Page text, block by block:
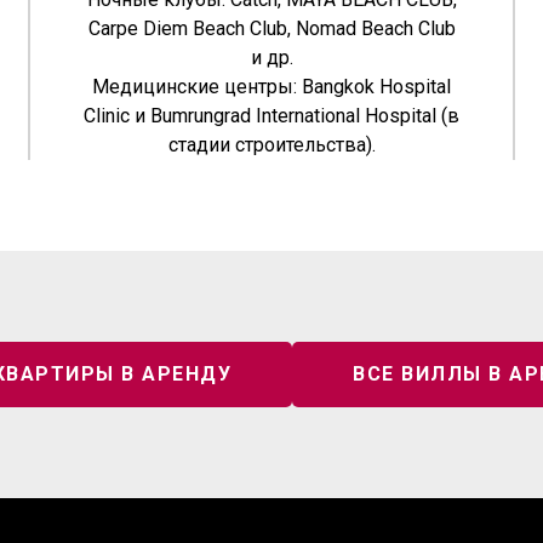
Carpe Diem Beach Club, Nomad Beach Club
и др.
Медицинские центры: Bangkok Hospital
Clinic и Bumrungrad International Hospital (в
стадии строительства).
В АРЕНДУ ВСЕ ВИЛЛЫ В
+66 800 43 4242
info@ProperceRealEstate.com
Наша политика
конфиденциальности